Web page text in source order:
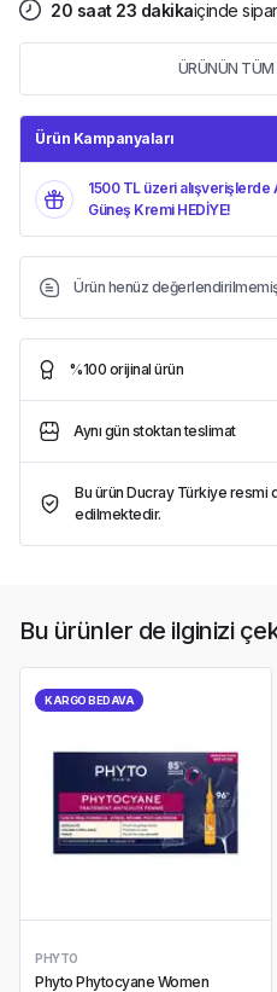
20 saat 23 dakikaiçinde
ÜRÜNÜN TÜM
Ürün Kampanyaları
1500 TL üzeri alışverişlerde
Güneş Kremi HEDİYE!
Ürün henüz
%100 orijinal ürün
Aynı gün stoktan teslimat
Bu ürün Ducray Türkiye resmi
edilmektedir.
Bu ürünler de ilginizi
KARGO BEDAVA
PHYTO
Phyto Phytocyane Women